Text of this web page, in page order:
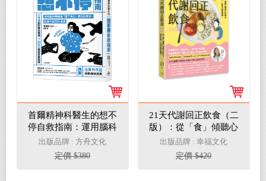
首爾精神科醫生的想不
停自救指南：運用腦科
學破解「鑽牛角尖」的
反芻思考，脫離內耗惡
性循環
出版品牌 : 方舟文化
定價 $380
21天代謝回正飲食（二
版）：從「食」傾聽心
理真正的缺乏，吃好吃
對，打破代謝負循環！
出版品牌 : 幸福文化
定價 $420